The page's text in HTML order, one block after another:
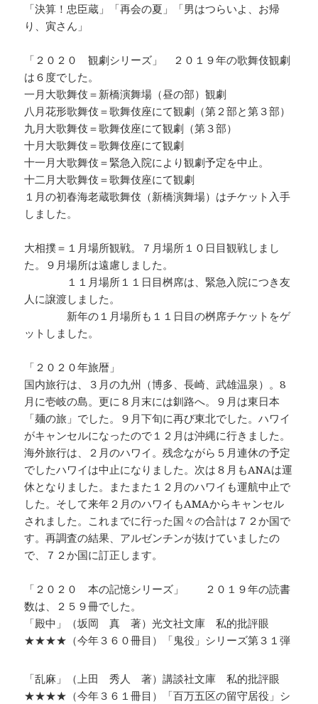
「決算！忠臣蔵」「再会の夏」「男はつらいよ、お帰
り、寅さん」
「２０２０ 観劇シリーズ」 ２０１９年の歌舞伎観劇
は６度でした。
一月大歌舞伎＝新橋演舞場（昼の部）観劇
八月花形歌舞伎＝歌舞伎座にて観劇（第２部と第３部）
九月大歌舞伎＝歌舞伎座にて観劇（第３部）
十月大歌舞伎＝歌舞伎座にて観劇
十一月大歌舞伎＝緊急入院により観劇予定を中止。
十二月大歌舞伎＝歌舞伎座にて観劇
１月の初春海老蔵歌舞伎（新橋演舞場）はチケット入手
しました。
大相撲＝１月場所観戦。７月場所１０日目観戦しまし
た。９月場所は遠慮しました。
１１月場所１１日目桝席は、緊急入院につき友
人に譲渡しました。
新年の１月場所も１１日目の桝席チケットをゲ
ットしました。
「２０２０年旅暦」
国内旅行は、３月の九州（博多、長崎、武雄温泉）。8
月に壱岐の島。更に８月末には釧路へ。９月は東日本
「麺の旅」でした。９月下旬に再び東北でした。ハワイ
がキャンセルになったので１２月は沖縄に行きました。
海外旅行は、２月のハワイ。残念ながら５月連休の予定
でしたハワイは中止になりました。次は８月もANAは運
休となりました。またまた１２月のハワイも運航中止で
した。そして来年２月のハワイもAMAからキャンセル
されました。これまでに行った国々の合計は７２か国で
す。再調査の結果、アルゼンチンが抜けていましたの
で、７２か国に訂正します。
「２０２０ 本の記憶シリーズ」 ２０１９年の読書
数は、２５９冊でした。
「殿中」（坂岡 真 著）光文社文庫 私的批評眼
★★★★（今年３６０冊目）「鬼役」シリーズ第３１弾
「乱麻」（上田 秀人 著）講談社文庫 私的批評眼
★★★★（今年３６１冊目）「百万五区の留守居役」シ